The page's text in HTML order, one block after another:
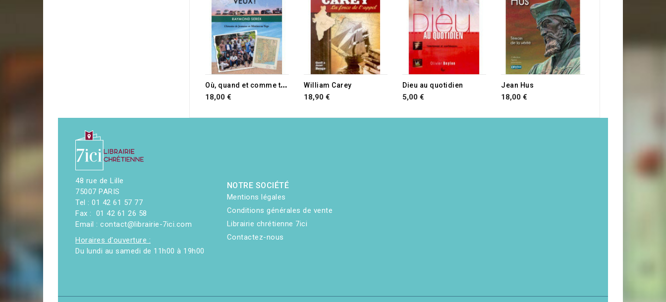
O
ù, quand et comme tu veux !
18,00 €
William Carey
18,90 €
Dieu au quotidien
5,00 €
Jean Hus
18,00 €
48 rue de Lille
75007 PARIS
Tel : 01 42 61 57 77
Fax : 01 42 61 26 58
Email : contact@librairie-7ici.com
Horaires d'ouverture :
Du lundi au samedi de 11h00 à 19h00
NOTRE SOCIÉTÉ
Mentions légales
Conditions générales de vente
Librairie chrétienne 7ici
Contactez-nous